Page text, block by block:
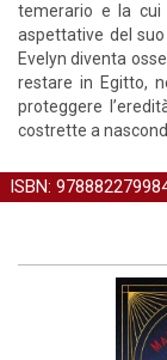
temerario e la cui
aspettative del
Evelyn diventa
restare in Egitto,
proteggere
costrette a
ISBN: